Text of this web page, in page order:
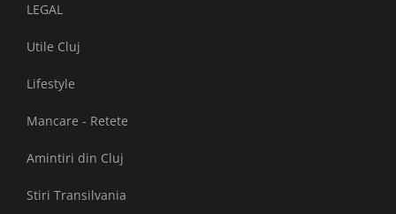
LEGAL
Utile Cluj
Lifestyle
Mancare - Retete
Amintiri din Cluj
Stiri Transilvania